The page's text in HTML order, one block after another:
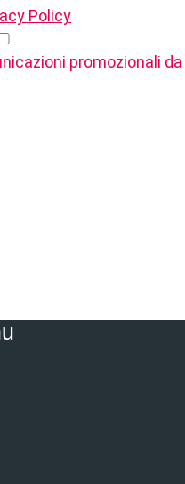
Policy
promozionali da